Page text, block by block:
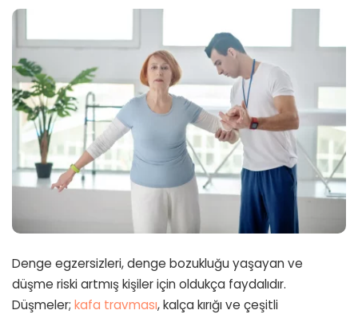
Denge egzersizleri, denge bozukluğu yaşayan ve
düşme riski artmış kişiler için oldukça faydalıdır.
Düşmeler; kafa travması, kalça kırığı ve çeşitli